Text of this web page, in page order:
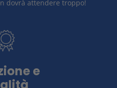
dovrà attendere troppo!
e